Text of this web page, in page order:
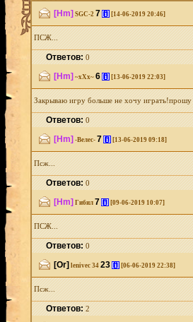
[Hm] SGC-2 7 [i] [14-06-2019 20:46]
ПСЖ...
Ответов:0
[Hm] ~хХх~ 6 [i] [13-06-2019 22:03]
Закрываю игру больше не хочу играть!прошу
Ответов:0
[Hm] -Велес- 7 [i] [13-06-2019 09:18]
Псж...
Ответов:0
[Hm] Гибил 7 [i] [09-06-2019 10:07]
ПСЖ...
Ответов:0
[Or] lenivec 34 23 [i] [06-06-2019 22:38]
Псж...
Ответов:2